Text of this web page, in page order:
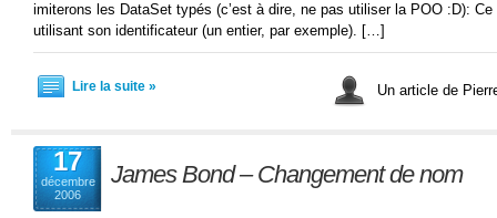
imiterons les DataSet typés (c’est à dire, ne pas utiliser la POO :D):
utilisant son identificateur (un entier, par exemple). […]
Lire la suite » Un article de
17
décembre
2006
James Bond – Changement de nom